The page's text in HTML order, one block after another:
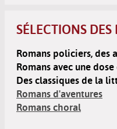
SÉLECTIONS
Romans policiers, des
Romans avec une dose
Des classiques de la
Romans d'aventures
Romans choral